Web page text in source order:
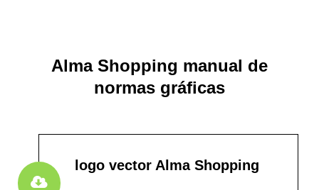
Alma Shopping manual de
normas gráficas
logo vector Alma Shopping